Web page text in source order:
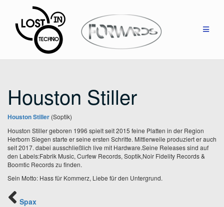
springen
Houston Stiller
Houston Stiller (Soptik)
Houston Stiller geboren 1996 spielt seit 2015 feine Platten in der Region
Herborn Siegen starte er seine ersten Schritte. Mittlerweile produziert er auch
seit 2017. dabei ausschließlich live mit Hardware.Seine Releases sind auf
den Labels:Fabrik Music, Curfew Records, Soptik,Noir Fidelity Records &
Boomtic Records zu finden.
Sein Motto: Hass für Kommerz, Liebe für den Untergrund.
Spax